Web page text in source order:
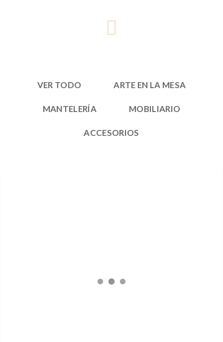
VER TODO ARTE EN LA MESA
MANTELERÍA MOBILIARIO
ACCESORIOS